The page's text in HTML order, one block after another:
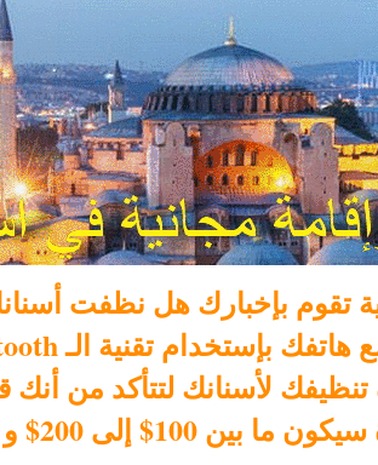
تقوم بإخبارك هل نظفت
لأسنانك لتتأكد من
في الأسواق الصيف القادم.